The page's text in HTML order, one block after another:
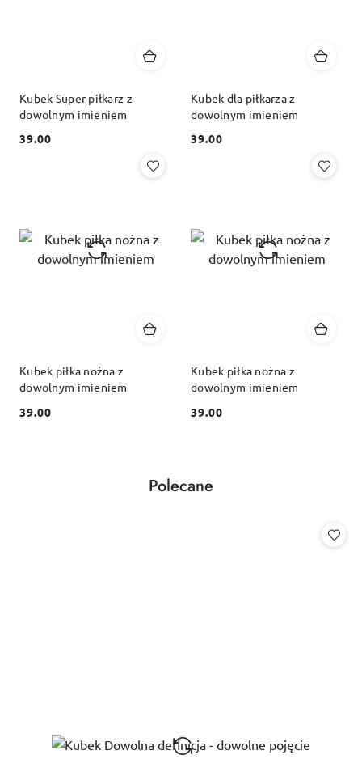
Kubek Super piłkarz z
dowolnym imieniem
Cena:
39.00
Kubek dla piłkarza z
dowolnym imieniem
Cena:
39.00
Kubek piłka nożna z
dowolnym imieniem
Cena:
39.00
Kubek piłka nożna z
dowolnym imieniem
Cena:
39.00
Pomiń karuzelę produktów
Produkty
Polecane